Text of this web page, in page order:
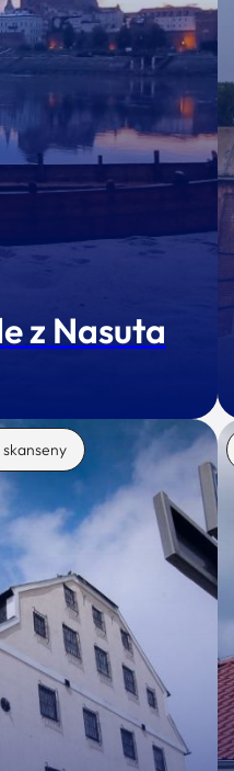
z Nasuta
skanseny